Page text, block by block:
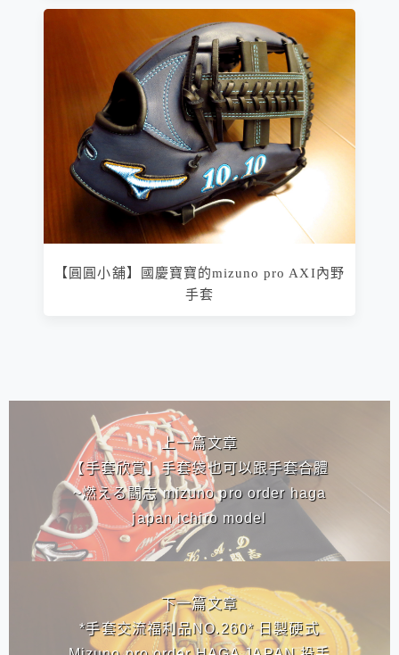
【圓圓小舖】國慶寶寶的mizuno pro AXI內野
手套
上一篇文章
【手套欣賞】手套袋也可以跟手套合體
~燃える闘志 mizuno pro order haga
japan ichiro model
下一篇文章
*手套交流福利品NO.260* 日製硬式